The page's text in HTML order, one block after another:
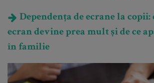
Dependența de ecrane la
ecran devine prea mult și de ce
în familie